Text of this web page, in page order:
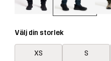
Välj din storlek
XS S